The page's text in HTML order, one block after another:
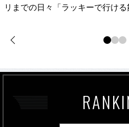
リまでの日々「ラッキーで行ける